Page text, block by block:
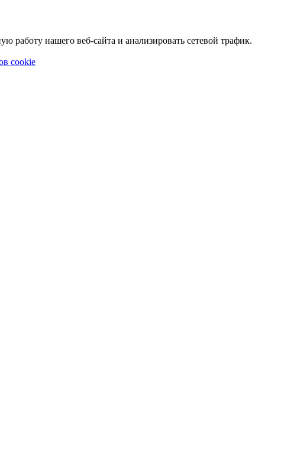
работу нашего веб-сайта и анализировать сетевой трафик.
cookie